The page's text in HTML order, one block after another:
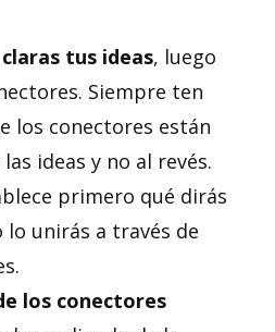
tus ideas, luego
Siempre ten
los conectores están
ideas y no al revés.
primero qué dirás
lo unirás a través de
los conectores